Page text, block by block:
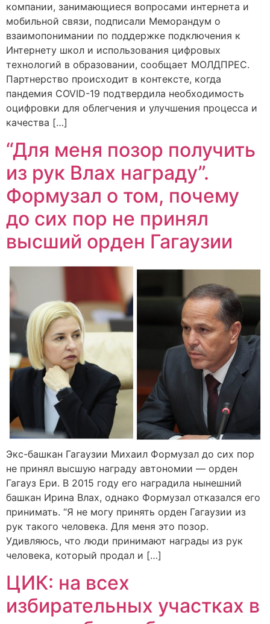
компании, занимающиеся вопросами интернета и
мобильной связи, подписали Меморандум о
взаимопонимании по поддержке подключения к
Интернету школ и использования цифровых
технологий в образовании, сообщает МОЛДПРЕС.
Партнерство происходит в контексте, когда
пандемия COVID-19 подтвердила необходимость
оцифровки для облегчения и улучшения процесса и
качества […]
“Для меня позор получить
из рук Влах награду”.
Формузал о том, почему
до сих пор не принял
высший орден Гагаузии
Экс-башкан Гагаузии Михаил Формузал до сих пор
не принял высшую награду автономии — орден
Гагауз Ери. В 2015 году его наградила нынешний
башкан Ирина Влах, однако Формузал отказался его
принимать. “Я не могу принять орден Гагаузии из
рук такого человека. Для меня это позор.
Удивляюсь, что люди принимают награды из рук
человека, который продал и […]
ЦИК: на всех
избирательных участках в